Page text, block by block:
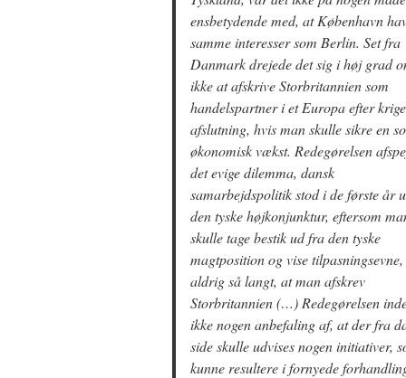
ensbetydende med, at København
samme interesser som Berlin. Set fra
Danmark drejede det sig i høj grad
ikke at afskrive Storbritannien som
handelspartner i et Europa efter
afslutning, hvis man skulle sikre en
økonomisk vækst. Redegørelsen
det evige dilemma, dansk
samarbejdspolitik stod i de første år
den tyske højkonjunktur, eftersom
skulle tage bestik ud fra den tyske
magtposition og vise
aldrig så langt, at man afskrev
Storbritannien (…) Redegørelsen
ikke nogen anbefaling af, at der fra
side skulle udvises nogen initiativer,
kunne resultere i fornyede